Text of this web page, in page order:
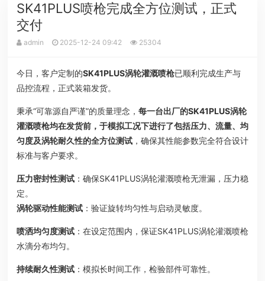
SK41PLUS喷枪完成全方位测试，正式
交付
admin 2025-12-24 09:42 25304
今日，客户定制的SK41PLUS涡轮灌溉喷枪已顺利完成生产与
品控流程，正式装箱发货。
秉承“可靠源自严谨”的质量理念， 每一台出厂的SK41PLUS涡轮
灌溉喷枪均在发货前，于模拟工况下进行了包括压力、流量、均
匀度及涡轮耐久性的全方位测试，确保其性能参数完全符合设计
标准与客户要求。
压力密封性测试：确保SK41PLUS涡轮灌溉喷枪无泄漏，压力稳
定。
涡轮驱动性能测试：验证旋转均匀性与启动灵敏度。
喷洒均匀度测试：在设定范围内，保证SK41PLUS涡轮灌溉喷枪
水滴分布均匀。
持续耐久性测试：模拟长时间工作，检验部件可靠性。